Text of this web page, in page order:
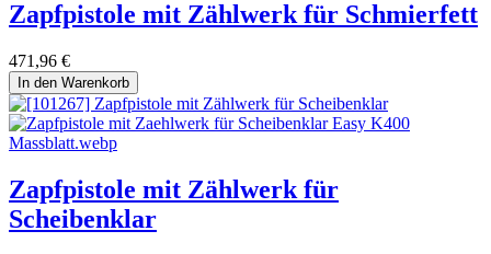
Zapfpistole mit Zählwerk für Schmierfett
471,96 €
In den Warenkorb
Zapfpistole mit Zählwerk für
Scheibenklar